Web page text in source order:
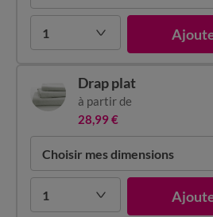
1
Choisir mes dimensions
1
Drap plat
à partir de
28,99 €